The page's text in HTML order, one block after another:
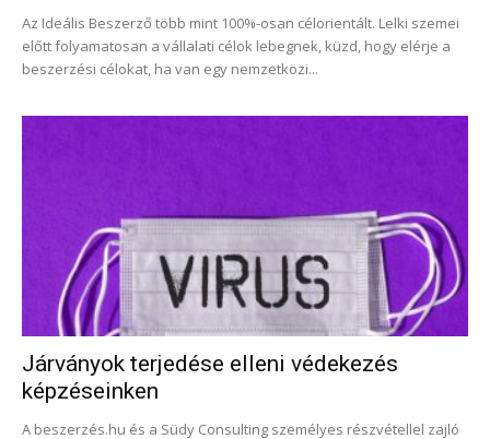
Az Ideális Beszerző több mint 100%-osan célorientált. Lelki szemei
előtt folyamatosan a vállalati célok lebegnek, küzd, hogy elérje a
beszerzési célokat, ha van egy nemzetközi...
Járványok terjedése elleni védekezés
képzéseinken
A beszerzés.hu és a Südy Consulting személyes részvétellel zajló